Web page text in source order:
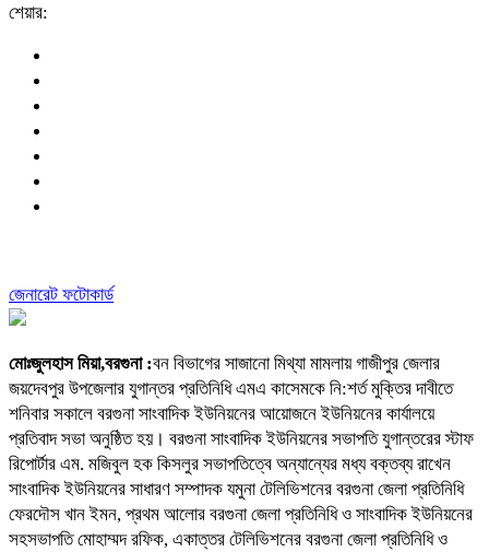
শেয়ার:
জেনারেট ফটোকার্ড
মোঃজুলহাস মিয়া,বরগুনা :বন বিভাগের সাজানো মিথ্যা মামলায় গাজীপুর জেলার
জয়দেবপুর উপজেলার যুগান্তর প্রতিনিধি এমএ কাসেমকে নি:শর্ত মুক্তির দাবীতে
শনিবার সকালে বরগুনা সাংবাদিক ইউনিয়নের আয়োজনে ইউনিয়নের কার্যালয়ে
প্রতিবাদ সভা অনুষ্ঠিত হয়। বরগুনা সাংবাদিক ইউনিয়নের সভাপতি যুগান্তরের স্টাফ
রিপোর্টার এম. মজিবুল হক কিসলুর সভাপতিত্বে অন্যান্যের মধ্য বক্তব্য রাখেন
সাংবাদিক ইউনিয়নের সাধারণ সম্পাদক যমুনা টেলিভিশনের বরগুনা জেলা প্রতিনিধি
ফেরদৌস খান ইমন, প্রথম আলোর বরগুনা জেলা প্রতিনিধি ও সাংবাদিক ইউনিয়নের
সহসভাপতি মোহাম্মদ রফিক, একাত্তর টেলিভিশনের বরগুনা জেলা প্রতিনিধি ও